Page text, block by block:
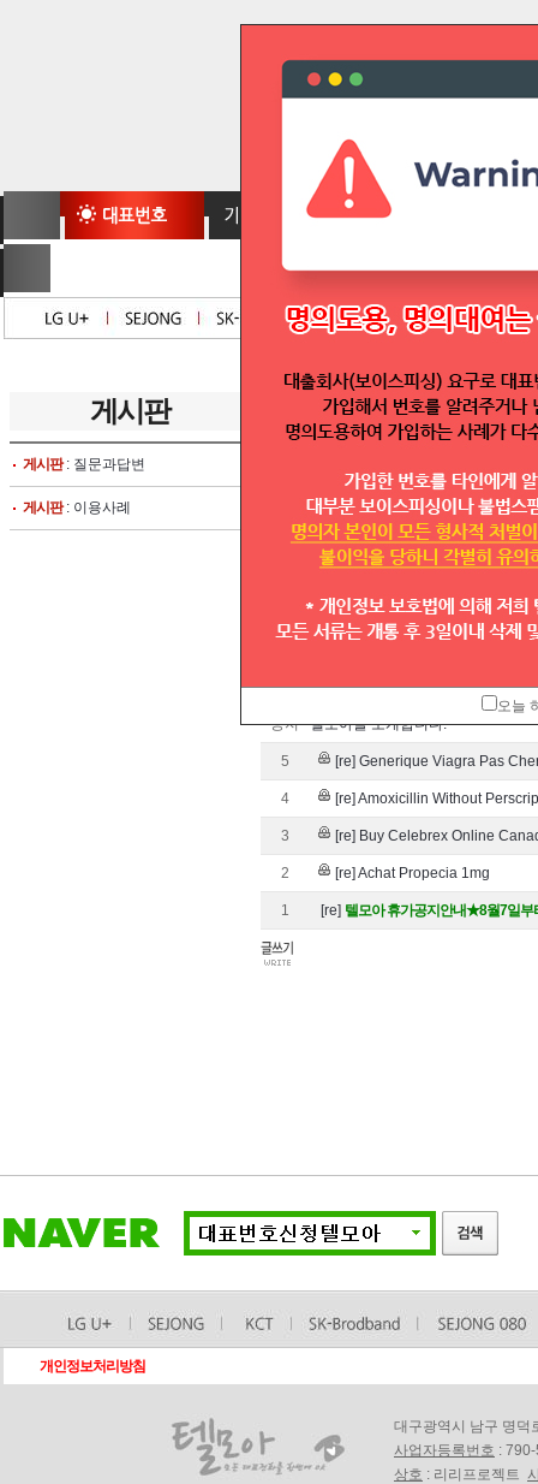
오늘
게시판
게시판: 질문과답변
게시판: 이용사례
total2573articles
대표번호실시간조회
공지 1544대표번호신청서/1644대표번
고객센터 운영시간 안내
공지 대표번호 실시간 조회방법
공지 텔모아를 소개합니다.
5 [re] Generique Viagra Pas
4 [re] Amoxicillin Without
3 [re] Buy Celebrex Online
2 [re] Achat Propecia 1mg
1 [re] 텔모아 휴가공지안내★8월7일
개인정보처리방침
대구광역시 남구 명
사업자등록번호 :
상호 : 리리프로젝트